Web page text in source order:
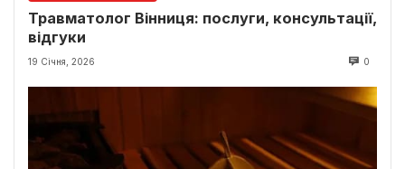
Травматолог Вінниця: послуги, консультації,
відгуки
19 Січня, 2026 0